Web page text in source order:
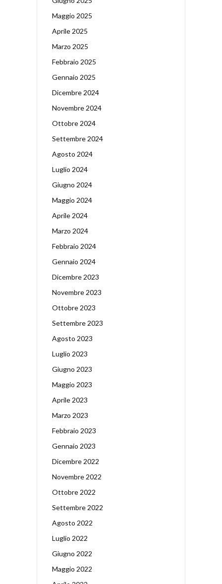
Maggio 2025
Aprile 2025
Marzo 2025
Febbraio 2025
Gennaio 2025
Dicembre 2024
Novembre 2024
Ottobre 2024
Settembre 2024
Agosto 2024
Luglio 2024
Giugno 2024
Maggio 2024
Aprile 2024
Marzo 2024
Febbraio 2024
Gennaio 2024
Dicembre 2023
Novembre 2023
Ottobre 2023
Settembre 2023
Agosto 2023
Luglio 2023
Giugno 2023
Maggio 2023
Aprile 2023
Marzo 2023
Febbraio 2023
Gennaio 2023
Dicembre 2022
Novembre 2022
Ottobre 2022
Settembre 2022
Agosto 2022
Luglio 2022
Giugno 2022
Maggio 2022